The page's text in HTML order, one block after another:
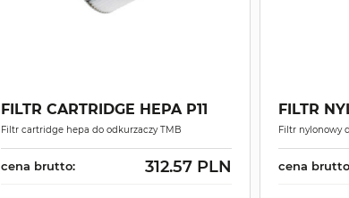
FILTR CARTRIDGE HEPA P11
Filtr cartridge hepa do odkurzaczy TMB
cena brutto: 312.57 PLN
FILTR
Filtr nylonowy
cena